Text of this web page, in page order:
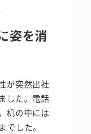
姿を消
が突然出社
した。電話
机の中には
でした。